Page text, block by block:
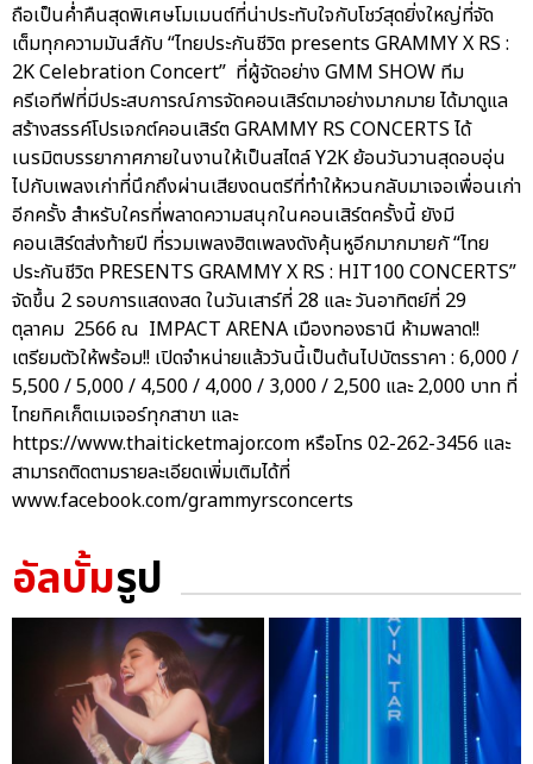
ถือเป็นค่ำคืนสุดพิเศษโมเมนต์ที่น่าประทับใจกับโชว์สุดยิ่งใหญ่ที่จัด
เต็มทุกความมันส์กับ “ไทยประกันชีวิต presents GRAMMY X RS :
2K Celebration Concert” ที่ผู้จัดอย่าง GMM SHOW ทีม
ครีเอทีฟที่มีประสบการณ์การจัดคอนเสิร์ตมาอย่างมากมาย ได้มาดูแล
สร้างสรรค์โปรเจกต์คอนเสิร์ต GRAMMY RS CONCERTS ได้
เนรมิตบรรยากาศภายในงานให้เป็นสไตล์ Y2K ย้อนวันวานสุดอบอุ่น
ไปกับเพลงเก่าที่นึกถึงผ่านเสียงดนตรีที่ทำให้หวนกลับมาเจอเพื่อนเก่า
อีกครั้ง สำหรับใครที่พลาดความสนุกในคอนเสิร์ตครั้งนี้ ยังมี
คอนเสิร์ตส่งท้ายปี ที่รวมเพลงฮิตเพลงดังคุ้นหูอีกมากมายกั “ไทย
ประกันชีวิต PRESENTS GRAMMY X RS : HIT100 CONCERTS”
จัดขึ้น 2 รอบการแสดงสด ในวันเสาร์ที่ 28 และ วันอาทิตย์ที่ 29
ตุลาคม 2566 ณ IMPACT ARENA เมืองทองธานี ห้ามพลาด!!
เตรียมตัวให้พร้อม!! เปิดจำหน่ายแล้ววันนี้เป็นต้นไปบัตรราคา : 6,000 /
5,500 / 5,000 / 4,500 / 4,000 / 3,000 / 2,500 และ 2,000 บาท ที่
ไทยทิคเก็ตเมเจอร์ทุกสาขา และ
https://www.thaiticketmajor.com หรือโทร 02-262-3456 และ
สามารถติดตามรายละเอียดเพิ่มเติมได้ที่
www.facebook.com/grammyrsconcerts
อัลบั้มรูป